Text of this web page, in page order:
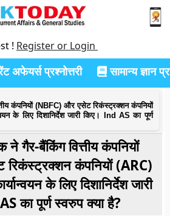
! Register or Login
अफेयर्स प्रश्नोत्तरी सामान्य ज्ञान
कंपनियों (NBFC) और एसेट रिकंस्ट्रक्शन कंपनियों
के लिए दिशानिर्देश जारी किए। Ind AS का पूर्ण
ने गैर-बैंकिंग वित्तीय कंपनियों
कंपनियों (ARC)
के लिए दिशानिर्देश जारी
का पूर्ण स्वरुप क्या है?